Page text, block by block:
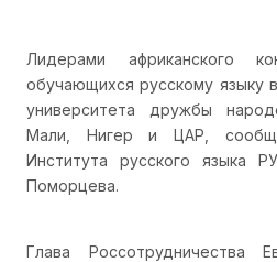
Лидерами африканского
обучающихся русскому языку
университета дружбы
Мали, Нигер и ЦАР,
Института русского языка
Поморцева.
Глава Россотрудничества